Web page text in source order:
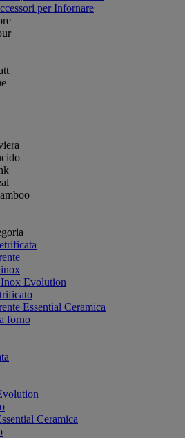
per Infornare
Evolution
Essential Ceramica
forno
Ceramica